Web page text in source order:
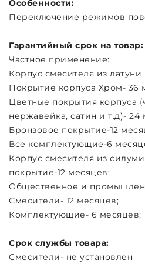
Особенности:
Переключение режимов
Гарантийный срок на товар:
Частное применение:
Корпус смесителя из
Покрытие корпуса Хром- 36
Цветные покрытия корпуса
нержавейка, сатин и т.д)- 24
Бронзовое покрытие-12
Все комплектующие-6
Корпус смесителя из
покрытие-12 месяцев;
Общественное и
Смесители- 12 месяцев;
Комплектующие- 6 месяцев;
Срок службы товара:
Смесители- не установлен